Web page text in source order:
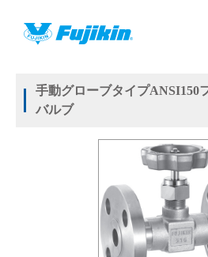
製品情報
バルブ・継手・システムを探
製品カタログダウンロード
HOME 製品情報
手動グローブタイプANSI150
バルブ